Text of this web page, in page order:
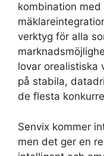
kombination
verktyg för alla
lovar orealistiska
på stabila,
de flesta
Senvix kommer
men det ger en